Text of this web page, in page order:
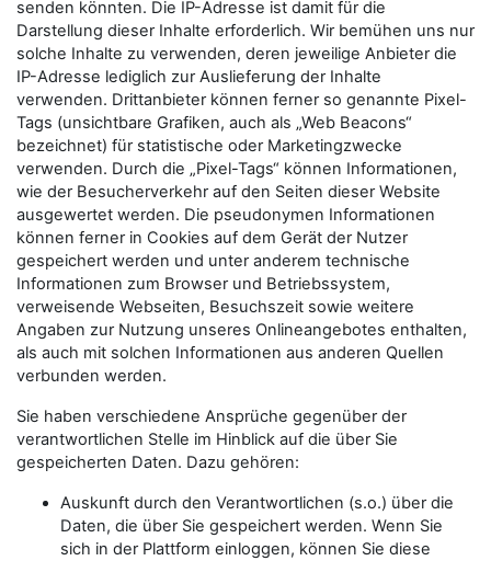
senden könnten. Die IP-Adresse ist damit für die
Darstellung dieser Inhalte erforderlich. Wir bemühen uns nur
solche Inhalte zu verwenden, deren jeweilige Anbieter die
IP-Adresse lediglich zur Auslieferung der Inhalte
verwenden. Drittanbieter können ferner so genannte Pixel-
Tags (unsichtbare Grafiken, auch als „Web Beacons“
bezeichnet) für statistische oder Marketingzwecke
verwenden. Durch die „Pixel-Tags“ können Informationen,
wie der Besucherverkehr auf den Seiten dieser Website
ausgewertet werden. Die pseudonymen Informationen
können ferner in Cookies auf dem Gerät der Nutzer
gespeichert werden und unter anderem technische
Informationen zum Browser und Betriebssystem,
verweisende Webseiten, Besuchszeit sowie weitere
Angaben zur Nutzung unseres Onlineangebotes enthalten,
als auch mit solchen Informationen aus anderen Quellen
verbunden werden.
Sie haben verschiedene Ansprüche gegenüber der
verantwortlichen Stelle im Hinblick auf die über Sie
gespeicherten Daten. Dazu gehören:
Auskunft durch den Verantwortlichen (s.o.) über die
Daten, die über Sie gespeichert werden. Wenn Sie
sich in der Plattform einloggen, können Sie diese